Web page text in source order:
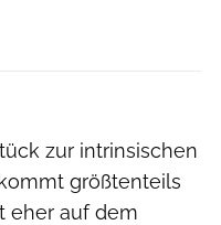
zur intrinsischen
größtenteils
eher auf dem